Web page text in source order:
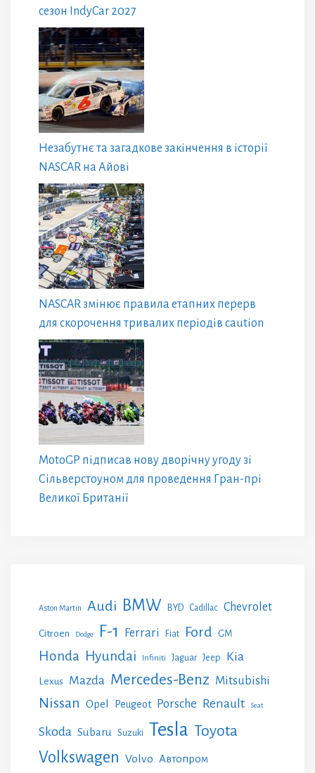
сезон IndyCar 2027
Незабутнє та загадкове закінчення в історії
NASCAR на Айові
NASCAR змінює правила етапних перерв
для скорочення тривалих періодів caution
MotoGP підписав нову дворічну угоду зі
Сільверстоуном для проведення Гран-прі
Великої Британії
Aston Martin Audi BMW BYD Cadillac Chevrolet
Citroen Dodge F-1 Ferrari Fiat Ford GM
Honda Hyundai Infiniti Jaguar Jeep Kia
Lexus Mazda Mercedes-Benz Mitsubishi
Nissan Opel Peugeot Porsche Renault Seat
Skoda Subaru Suzuki Tesla Toyota
Volkswagen Volvo Автопром